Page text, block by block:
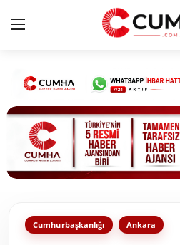
Kurumsal
Cumhurbaşkanlığı
Bakanlıklar
Siyasi Partiler
Cumhurbaşkanlığı Ankara